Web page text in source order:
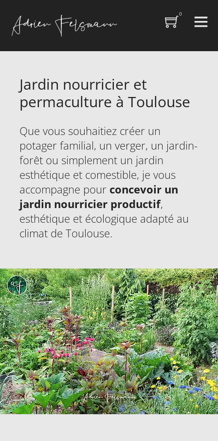
0
Jardin nourricier et
permaculture à Toulouse
Que vous souhaitiez créer un
potager familial, un verger, un jardin-
forêt ou simplement un jardin
esthétique et comestible, je vous
accompagne pour concevoir un
jardin nourricier productif,
esthétique et écologique adapté au
climat de Toulouse.